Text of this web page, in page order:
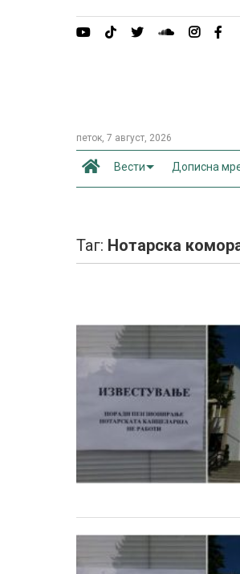
петок, 7 август, 2026
Вести Дописна
Таг: Нотарска